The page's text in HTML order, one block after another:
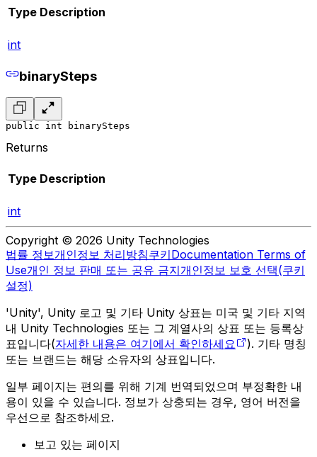
Type Description
int
binarySteps
public int binarySteps
Returns
Type Description
int
Copyright © 2026 Unity Technologies
법률 정보개인정보 처리방침쿠키Documentation Terms of
Use개인 정보 판매 또는 공유 금지개인정보 보호 선택(쿠키
설정)
'Unity', Unity 로고 및 기타 Unity 상표는 미국 및 기타 지역
내 Unity Technologies 또는 그 계열사의 상표 또는 등록상
표입니다(자세한 내용은 여기에서 확인하세요
). 기타 명칭
또는 브랜드는 해당 소유자의 상표입니다.
일부 페이지는 편의를 위해 기계 번역되었으며 부정확한 내
용이 있을 수 있습니다. 정보가 상충되는 경우, 영어 버전을
우선으로 참조하세요.
보고 있는 페이지